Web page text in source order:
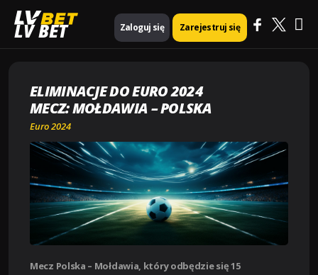
LV BET Zaloguj się Zarejestruj się
Strona główna
Euro 2024
Eliminacje do Euro 2024 mecz: Mołdawia – Polska
ELIMINACJE DO EURO 2024
MECZ: MOŁDAWIA – POLSKA
Euro 2024
Mecz Polska – Mołdawia, który odbędzie się 15